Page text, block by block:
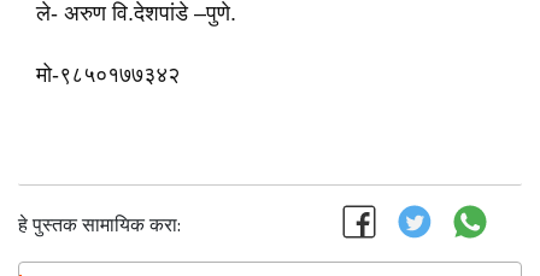
ले- अरुण वि.देशपांडे –पुणे.
मो-९८५०१७७३४२
हे पुस्तक सामायिक करा: